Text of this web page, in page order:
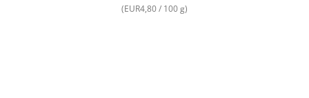
(EUR4,80 / 100 g)